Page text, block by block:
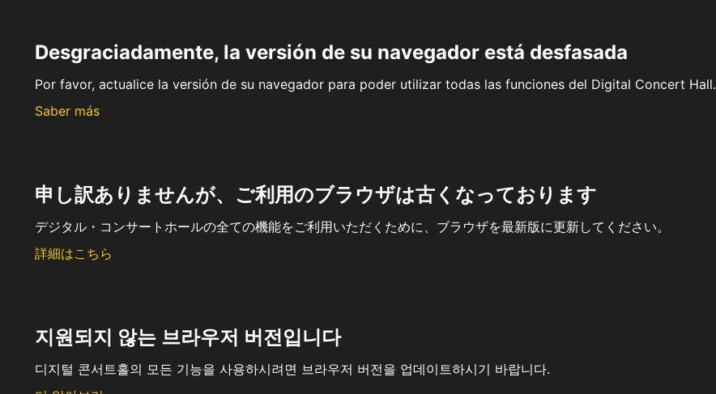
Desgraciadamente, la versión de su navegador está desfasada
Por favor, actualice la versión de su navegador para poder utilizar todas las funciones del Digital Concert Hall.
Saber más
申し訳ありませんが、ご利用のブラウザは古くなっております
デジタル・コンサートホールの全ての機能をご利用いただくために、ブラウザを最新版に更新してください。
詳細はこちら
지원되지 않는 브라우저 버전입니다
디지털 콘서트홀의 모든 기능을 사용하시려면 브라우저 버전을 업데이트하시기 바랍니다.